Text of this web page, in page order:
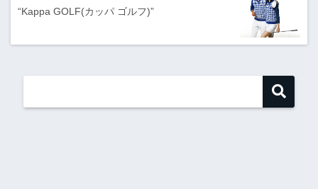
“Kappa GOLF(カッパ ゴルフ)”